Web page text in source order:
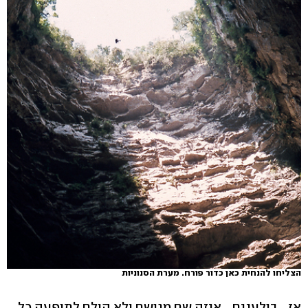
הצליחו להנחית כאן כדור פורח. מערת הסנוניות